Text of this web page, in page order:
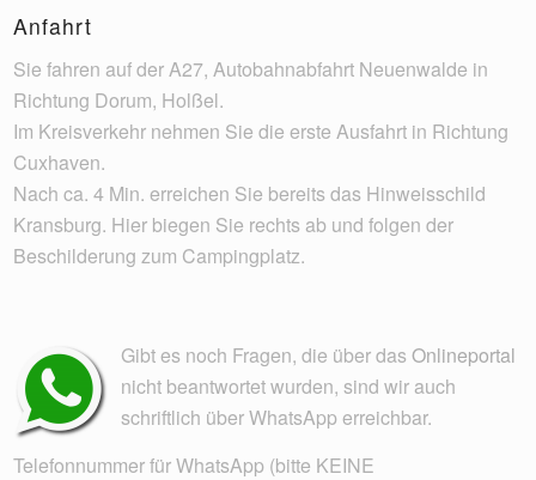
Anfahrt
Sie fahren auf der A27, Autobahnabfahrt Neuenwalde in
Richtung Dorum, Holßel.
Im Kreisverkehr nehmen Sie die erste Ausfahrt in Richtung
Cuxhaven.
Nach ca. 4 Min. erreichen Sie bereits das Hinweisschild
Kransburg. Hier biegen Sie rechts ab und folgen der
Beschilderung zum Campingplatz.
Gibt es noch Fragen, die über dasOnlineportal
nicht beantwortet wurden, sind wir auch
schriftlich über WhatsApp erreichbar.
Telefonnummer für WhatsApp (bitte KEINE